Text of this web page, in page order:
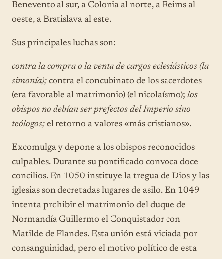
Benevento al sur, a Colonia al norte, a Reims al
oeste, a Bratislava al este.
Sus principales luchas son:
contra la compra o la venta de cargos eclesiásticos (la
simonía); contra el concubinato de los sacerdotes
(era favorable al matrimonio) (el nicolaísmo); los
obispos no debían ser prefectos del Imperio sino
teólogos; el retorno a valores «más cristianos».
Excomulga y depone a los obispos reconocidos
culpables. Durante su pontificado convoca doce
concilios. En 1050 instituye la tregua de Dios y las
iglesias son decretadas lugares de asilo. En 1049
intenta prohibir el matrimonio del duque de
Normandía Guillermo el Conquistador con
Matilde de Flandes. Esta unión está viciada por
consanguinidad, pero el motivo político de esta